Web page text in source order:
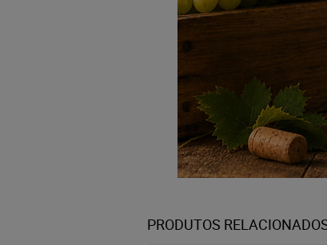
PRODUTOS